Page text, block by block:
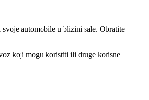
automobile u blizini sale. Obratite
koji mogu koristiti ili druge korisne